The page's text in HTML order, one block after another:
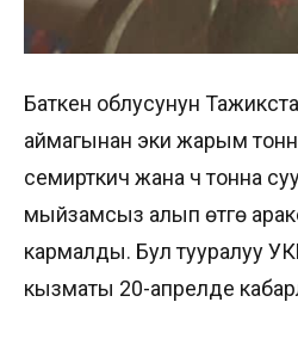
Баткен облусунун
аймагынан эки жарым
семирткич жана үч тонна
мыйзамсыз алып өтүүгө
кармалды. Бул тууралуу
кызматы 20-апрелде